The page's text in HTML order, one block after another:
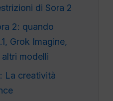
di Sora 2
2: quando
Grok Imagine,
modelli
La creatività